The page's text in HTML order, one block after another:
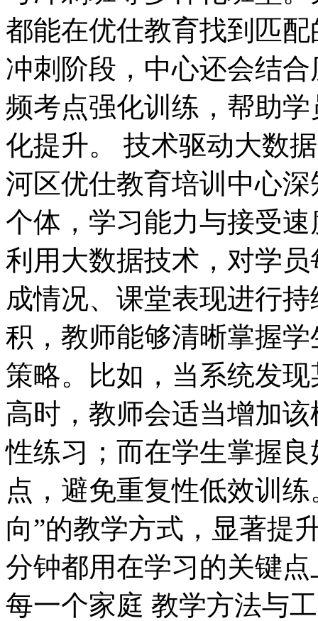
都能在优仕教育找到匹
冲刺阶段，中心还会结
频考点强化训练，帮助
化提升。 技术驱动大数
河区优仕教育培训中心
个体，学习能力与接受
利用大数据技术，对学
成情况、课堂表现进行
积，教师能够清晰掌握
策略。比如，当系统发
高时，教师会适当增加
性练习；而在学生掌握
点，避免重复性低效训
向”的教学方式，显著提
分钟都用在学习的关键
每一个家庭 教学方法与